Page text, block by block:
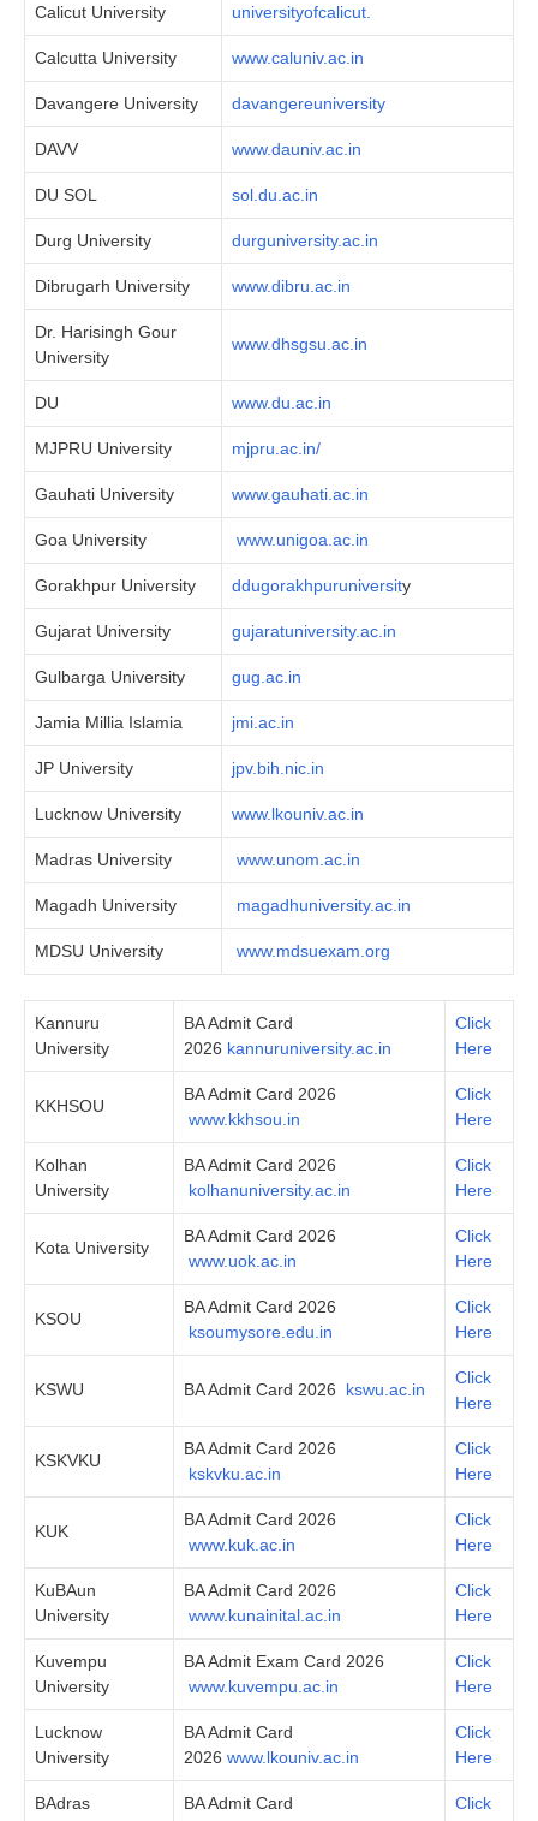
Calicut University universityofcalicut.
Calcutta University www.caluniv.ac.in
Davangere University davangereuniversity
DAVV www.dauniv.ac.in
DU SOL sol.du.ac.in
Durg University durguniversity.ac.in
Dibrugarh University www.dibru.ac.in
Dr. Harisingh Gour
University
www.dhsgsu.ac.in
DU www.du.ac.in
MJPRU University mjpru.ac.in/
Gauhati University www.gauhati.ac.in
Goa University www.unigoa.ac.in
Gorakhpur University ddugorakhpuruniversity
Gujarat University gujaratuniversity.ac.in
Gulbarga University gug.ac.in
Jamia Millia Islamia jmi.ac.in
JP University jpv.bih.nic.in
Lucknow University www.lkouniv.ac.in
Madras University www.unom.ac.in
Magadh University magadhuniversity.ac.in
MDSU University www.mdsuexam.org
Kannuru
University
BA Admit Card
2026 kannuruniversity.ac.in
Click
Here
KKHSOU
BA Admit Card 2026
www.kkhsou.in
Click
Here
Kolhan
University
BA Admit Card 2026
kolhanuniversity.ac.in
Click
Here
Kota University
BA Admit Card 2026
www.uok.ac.in
Click
Here
KSOU
BA Admit Card 2026
ksoumysore.edu.in
Click
Here
KSWU BA Admit Card 2026 kswu.ac.in
Click
Here
KSKVKU
BA Admit Card 2026
kskvku.ac.in
Click
Here
KUK
BA Admit Card 2026
www.kuk.ac.in
Click
Here
KuBAun
University
BA Admit Card 2026
www.kunainital.ac.in
Click
Here
Kuvempu
University
BA Admit Exam Card 2026
www.kuvempu.ac.in
Click
Here
Lucknow
University
BA Admit Card
2026 www.lkouniv.ac.in
Click
Here
BAdras
BA Admit Card
Click